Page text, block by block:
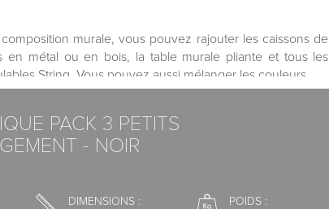
murale, vous pouvez rajouter les caissons de
en métal ou en bois, la table murale pliante et tous les
String. Vous pouvez aussi mélanger les couleurs.
vous invitons à nous contacter pour vous aider à
(PP) 40% fibres de bois
PACK 3 PETITS
- NOIR
DIMENSIONS :
POIDS :